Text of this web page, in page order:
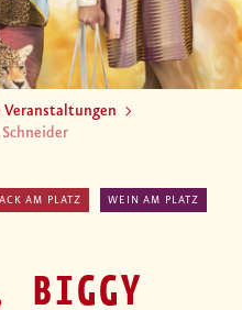
Veranstaltungen
AM PLATZ WEIN AM PLATZ
BIGGY